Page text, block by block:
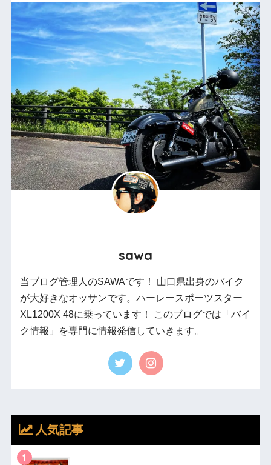
sawa
当ブログ管理人のSAWAです！ 山口県出身のバイク
が大好きなオッサンです。ハーレースポーツスター
XL1200X 48に乗っています！ このブログでは「バイ
ク情報」を専門に情報発信していきます。
人気記事
1